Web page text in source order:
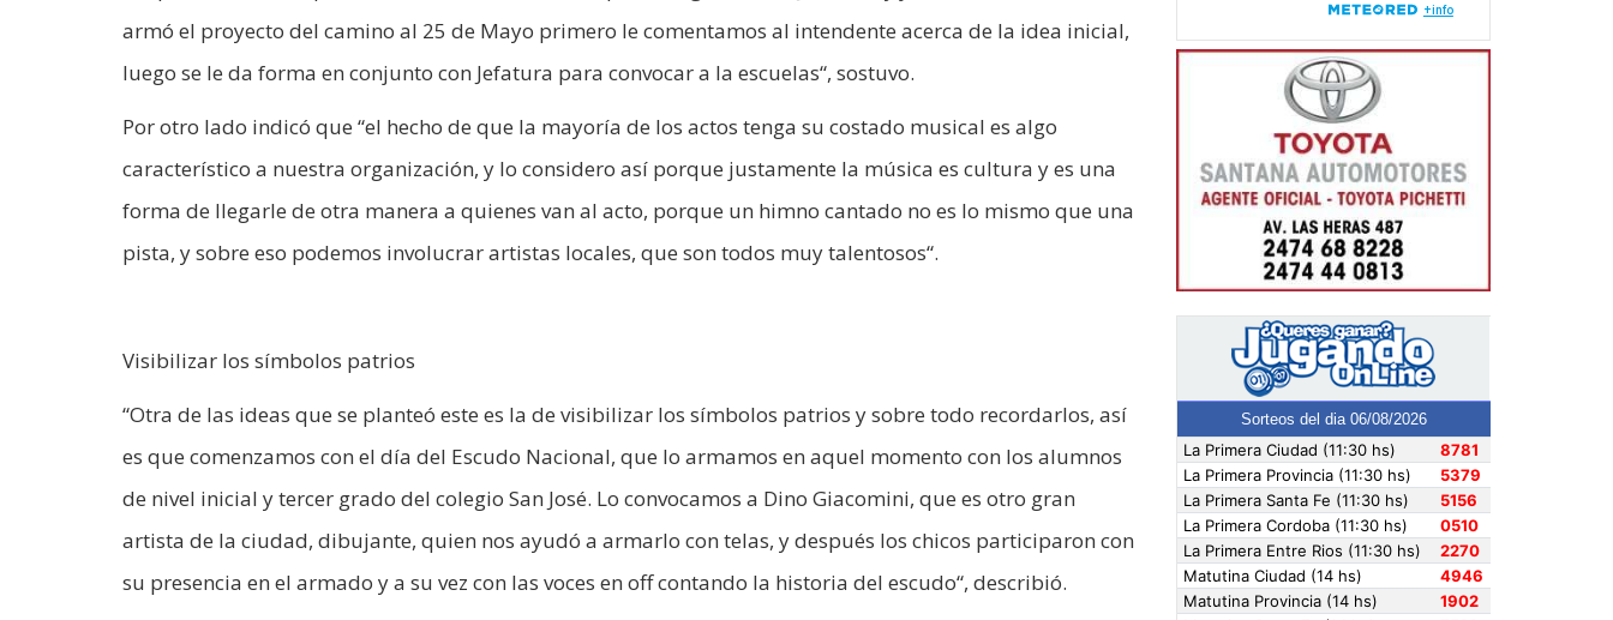
armó el proyecto del camino al 25 de Mayo primero le comentamos al intendente acerca de la idea inicial,
luego se le da forma en conjunto con Jefatura para convocar a la escuelas“, sostuvo.
Por otro lado indicó que “el hecho de que la mayoría de los actos tenga su costado musical es algo
característico a nuestra organización, y lo considero así porque justamente la música es cultura y es una
forma de llegarle de otra manera a quienes van al acto, porque un himno cantado no es lo mismo que una
pista, y sobre eso podemos involucrar artistas locales, que son todos muy talentosos“.
Visibilizar los símbolos patrios
“Otra de las ideas que se planteó este es la de visibilizar los símbolos patrios y sobre todo recordarlos, así
es que comenzamos con el día del Escudo Nacional, que lo armamos en aquel momento con los alumnos
de nivel inicial y tercer grado del colegio San José. Lo convocamos a Dino Giacomini, que es otro gran
artista de la ciudad, dibujante, quien nos ayudó a armarlo con telas, y después los chicos participaron con
su presencia en el armado y a su vez con las voces en off contando la historia del escudo“, describió.